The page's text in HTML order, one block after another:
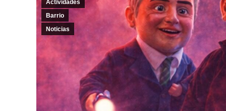
Actividades
Barrio
Noticias